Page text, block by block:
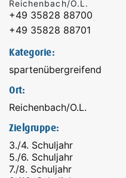
Reichenbach/O.L.
+49 35828 88700
+49 35828 88701
Kategorie:
spartenübergreifend
Ort:
Reichenbach/O.L.
Zielgruppe:
3./4. Schuljahr
5./6. Schuljahr
7./8. Schuljahr